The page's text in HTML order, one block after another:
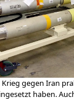
Krieg gegen Iran
haben.